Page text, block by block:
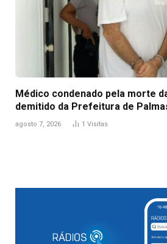
Médico condenado pela morte
demitido da Prefeitura de
agosto 7, 2026 1 Visitas